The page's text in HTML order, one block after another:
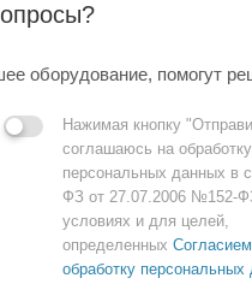
оборудование, помогут
Нажимая кнопку
соглашаюсь на
персональных данных в
ФЗ от 27.07.2006 №152-
условиях и для целей,
определенных
обработку персональных